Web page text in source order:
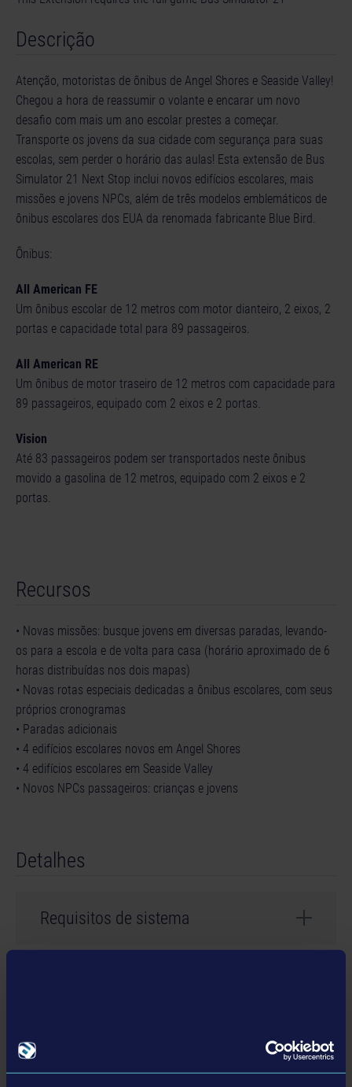
Descrição
Atenção, motoristas de ônibus de Angel Shores e Seaside Valley!
Chegou a hora de reassumir o volante e encarar um novo
desafio com mais um ano escolar prestes a começar.
Transporte os jovens da sua cidade com segurança para suas
escolas, sem perder o horário das aulas! Esta extensão de Bus
Simulator 21 Next Stop inclui novos edifícios escolares, mais
missões e jovens NPCs, além de três modelos emblemáticos de
ônibus escolares dos EUA da renomada fabricante Blue Bird.
Ônibus:
All American FE
Um ônibus escolar de 12 metros com motor dianteiro, 2 eixos, 2
portas e capacidade total para 89 passageiros.
All American RE
Um ônibus de motor traseiro de 12 metros com capacidade para
89 passageiros, equipado com 2 eixos e 2 portas.
Vision
Até 83 passageiros podem ser transportados neste ônibus
movido a gasolina de 12 metros, equipado com 2 eixos e 2
portas.
Recursos
• Novas missões: busque jovens em diversas paradas, levando-
os para a escola e de volta para casa (horário aproximado de 6
horas distribuídas nos dois mapas)
• Novas rotas especiais dedicadas a ônibus escolares, com seus
próprios cronogramas
• Paradas adicionais
• 4 edifícios escolares novos em Angel Shores
• 4 edifícios escolares em Seaside Valley
• Novos NPCs passageiros: crianças e jovens
Detalhes
Requisitos de sistema
Requires Bus Simulator 21 full game